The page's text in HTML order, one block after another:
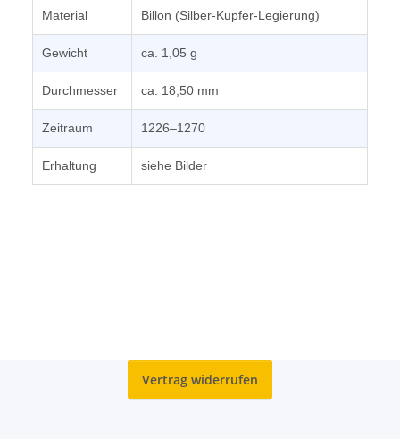
Material Billon (Silber-Kupfer-Legierung)
Gewicht ca. 1,05 g
Durchmesser ca. 18,50 mm
Zeitraum 1226–1270
Erhaltung siehe Bilder
Vertrag widerrufen